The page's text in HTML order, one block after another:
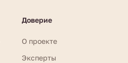
Доверие
О проекте
Эксперты